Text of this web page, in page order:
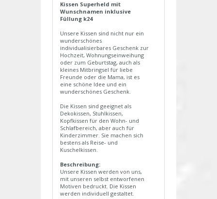
Kissen Superheld mit
Wunschnamen inklusive
Füllung k24
Unsere Kissen sind nicht nur ein
wunderschönes
individualisierbares Geschenk zur
Hochzeit, Wohnungseinweihung
oder zum Geburtstag, auch als
kleines Mitbringsel für liebe
Freunde oder die Mama, ist es
eine schöne Idee und ein
wunderschönes Geschenk.
Die Kissen sind geeignet als
Dekokissen, Stuhlkissen,
Kopfkissen für den Wohn- und
Schlafbereich, aber auch für
Kinderzimmer. Sie machen sich
bestens als Reise- und
Kuschelkissen.
Beschreibung:
Unsere Kissen werden von uns,
mit unseren selbst entworfenen
Motiven bedruckt. Die Kissen
werden individuell gestaltet.